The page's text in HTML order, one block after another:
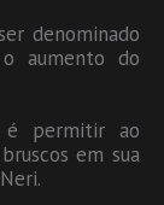
denominado
aumento do
é permitir ao
em sua